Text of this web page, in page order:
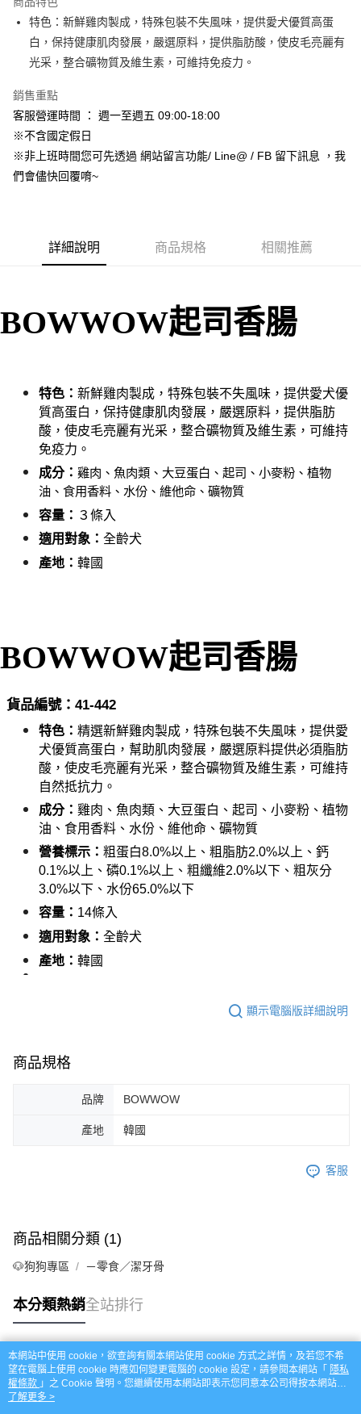
合作金庫商業銀行
華南商業銀行
彰化商業銀行
上海商業儲蓄銀行
台北富邦商業銀行
國泰世華商業銀行
兆豐國際商業銀行
匯豐（台灣）商業銀行
聯邦商業銀行
遠東國際商業銀行
元大商業銀行
台新國際商業銀行
中國信託商業銀行
台灣樂天信用卡公司
超商取貨付款
LINE Pay
街口支付
悠遊付
Google Pay
AFTEE先享後付是「在收到商品之後才付款」的支付方式。 讓您購物簡單
３．安心：先確認商品／服務後，再付款。
【「AFTEE先享後付」結帳流程】
３．收到繳費通知簡訊後14天內，點擊此簡訊中的連結，可透過四大超商／
ATM／網路銀行／等多元方式進行付款，方視為交易完成。
※ 請注意：結帳手續完成當下不需立刻繳費，但若您需要取消訂單，請聯絡
購買商品的店家。未經商家同意取消之訂單仍視為有效，需透過AFTEE先享
後付繳納相關費用。
※ 交易是否成功請以「AFTEE先享後付 」之結帳頁面顯示為準，若有關於
是否繳費成功／繳費後需取消欲退款等相關疑問，請聯繫「AFTEE先享後付
客戶支援中心」https://netprotections.freshdesk.com/support/home
【注意事項】
１．透過由恩沛科技股份有限公司提供之「AFTEE先享後付」服務完成之交
權轉讓予恩沛科技股份有限公司。
４．使用「AFTEE先享後付」時，將依據個別帳號之用戶狀況，依本公司即
時審查核予不同之上限額度；若仍有額度不足之情形，本公司將視審查結果
５．嚴禁一人註冊多個帳號或使用他人資訊註冊。若發現惡意使用之情形，
恩沛科技股份有限公司將有權停止該用戶之使用額度並採取法律行動。
ATM付款
全家取貨付款_限重5KG
每筆NT$60，滿NT$999(含以上)免運費
每筆NT$60，滿NT$999(含以上)免運費
萊爾富取貨付款_限重10KG
每筆NT$60，滿NT$999(含以上)免運費
付款後萊爾富取貨_限重10KG
每筆NT$60，滿NT$999(含以上)免運費
7-11取貨付款_限重10KG
每筆NT$60，滿NT$999(含以上)免運費
付款後7-11取貨_限重10KG
每筆NT$120，滿NT$999(含以上)免運費
中壢限定｜毛速配 14:00前下單當日到！🐶
特色：新鮮雞肉製成，特殊包裝不失風味，提供愛犬優質高蛋
白，保持健康肌肉發展，嚴選原料，提供脂肪酸，使皮毛亮麗有
光采，整合礦物質及維生素，可維持免疫力。
銷售重點
客服營運時間 ： 週一至週五 09:00-18:00
※不含國定假日
※非上班時間您可先透過 網站留言功能/ Line@ / FB 留下訊息 ，我
們會儘快回覆唷~
詳細說明 商品規格 相關推薦
BOWWOW起司香腸
特色： 新鮮雞肉製成，特殊包裝不失風味，提供愛犬優
質高蛋白，保持健康肌肉發展，嚴選原料，提供脂肪
酸，使皮毛亮麗有光采，整合礦物質及維生素，可維持
免疫力。
成分： 雞肉、魚肉類、大豆蛋白、起司、小麥粉、植物
油、食用香料、水份、維他命、礦物質
容量： ３條入
適用對象： 全齡犬
產地： 韓國
BOWWOW起司香腸
貨品編號：41-442
特色： 精選新鮮雞肉製成，特殊包裝不失風味，提供愛
犬優質高蛋白，幫助肌肉發展，嚴選原料提供必須脂肪
酸，使皮毛亮麗有光采，整合礦物質及維生素，可維持
自然抵抗力。
成分： 雞肉、魚肉類、大豆蛋白、起司、小麥粉、植物
油、食用香料、水份、維他命、礦物質
營養標示： 粗蛋白8.0%以上、粗脂肪2.0%以上、鈣
0.1%以上、磷0.1%以上、粗纖維2.0%以下、粗灰分
3.0%以下、水份65.0%以下
容量： 14條入
適用對象： 全齡犬
產地： 韓國
顯示電腦版詳細說明
商品規格
品牌 BOWWOW
產地 韓國
客服
商品相關分類 (1)
🐶狗狗專區 －零食／潔牙骨
本分類熱銷全站排行
熱門標籤
本網站中使用 cookie，欲查詢有關本網站使用 cookie 方式之詳情，及若您不希
望在電腦上使用 cookie 時應如何變更電腦的 cookie 設定，請參閱本網站「 隱私
權條款 」之 Cookie 聲明。您繼續使用本網站即表示您同意本公司得按本網站使
用條款之 Cookie 聲明使用 cookie。
了解更多 >